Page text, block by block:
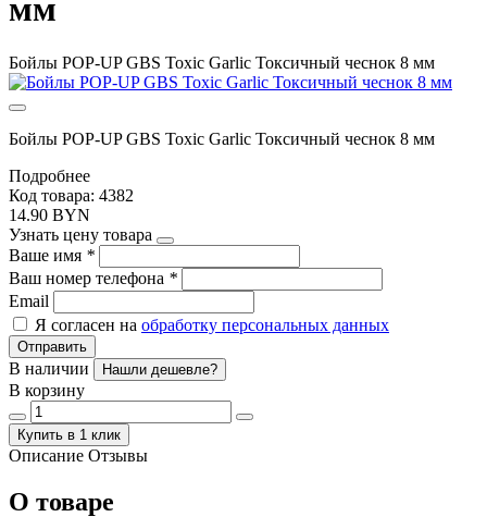
мм
Бойлы POP-UP GBS Toxic Garlic Токсичный чеснок 8 мм
Бойлы POP-UP GBS Toxic Garlic Токсичный чеснок 8 мм
Подробнее
Код товара: 4382
14.90 BYN
Узнать цену товара
Ваше имя *
Ваш номер телефона *
Email
Я согласен на обработку персональных данных
Отправить
В наличии Нашли дешевле?
В корзину
Купить в 1 клик
Описание Отзывы
О товаре